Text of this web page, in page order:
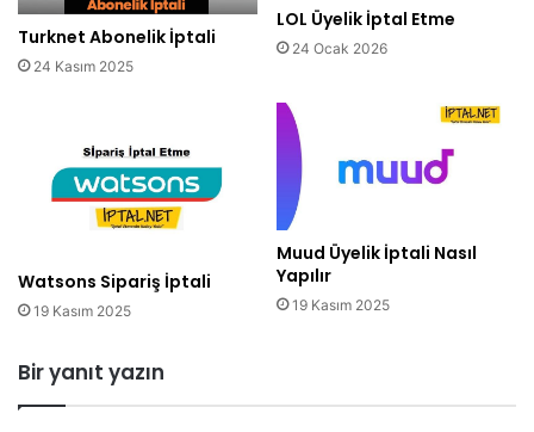
Turknet Abonelik İptali
24 Kasım 2025
LOL Üyelik İptal Etme
24 Ocak 2026
Watsons Sipariş İptali
19 Kasım 2025
Muud Üyelik İptali Nasıl
Yapılır
19 Kasım 2025
Bir yanıt yazın